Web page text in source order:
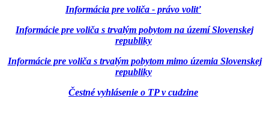
Informácia pre voliča - právo voliť
Informácie pre voliča s trvalým pobytom na území Slovenskej
republiky
Informácie pre voliča s trvalým pobytom mimo územia Slovenskej
republiky
Čestné vyhlásenie o TP v cudzine